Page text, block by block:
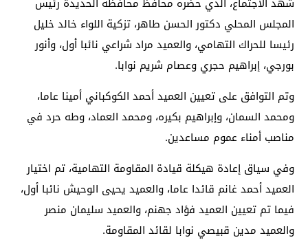
المجلس المحلي دكتور الحسن طاهر، تزكية اللواء خالد خليل
رئيسا للحراك التهامي، والعميد مراد شراعي نائبا أول، وأنور
بورجي، إبراهيم حجري وعصام شريم نوابا.
وتم التوافق على تعيين العميد أحمد الكوكباني أمينا عاما،
ومحمد السمان، وإبراهيم بكيره، ومحمد العماد، وطه حرد في
مناصب أمناء عموم مساعدين.
وفي سياق إعادة هيكلة قيادة المقاومة التهامية، تم اختيار
العميد أحمد غانم قائدا عاما، والعميد يحيى الوحيش نائبا أول،
فيما تم تعيين العميد فؤاد جهنم، والعميد سليمان منصر
والعميد مدين قبيصي نوابا لقائد المقاومة.